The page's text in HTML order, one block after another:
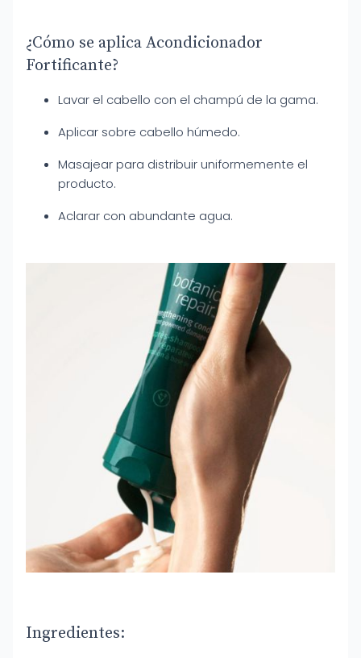
¿Cómo se aplica Acondicionador
Fortificante?
Lavar el cabello con el champú de la gama.
Aplicar sobre cabello húmedo.
Masajear para distribuir uniformemente el
producto.
Aclarar con abundante agua.
Ingredientes: